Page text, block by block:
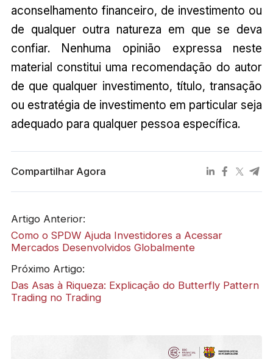
aconselhamento financeiro, de investimento ou
de qualquer outra natureza em que se deva
confiar. Nenhuma opinião expressa neste
material constitui uma recomendação do autor
de que qualquer investimento, título, transação
ou estratégia de investimento em particular seja
adequado para qualquer pessoa específica.
Compartilhar Agora
Artigo Anterior:
Como o SPDW Ajuda Investidores a Acessar
Mercados Desenvolvidos Globalmente
Próximo Artigo:
Das Asas à Riqueza: Explicação do Butterfly Pattern
Trading no Trading